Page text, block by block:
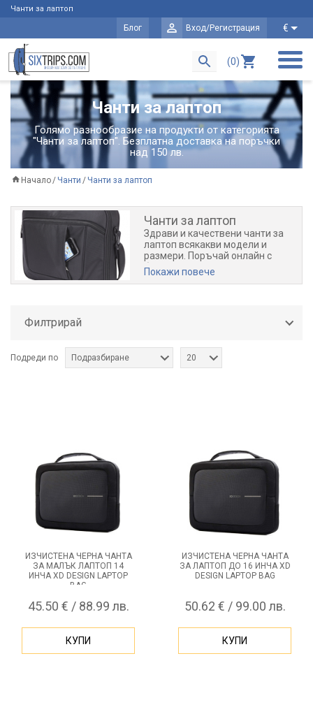
Чанти за лаптоп
Блог Вход/Регистрация €
(0)
Чанти за лаптоп
Голямо разнообразие на продукти от категорията
"Чанти за лаптоп". Безплатна доставка на поръчки
над 150 лв.
Начало Чанти Чанти за лаптоп
Чанти за лаптоп
Здрави и качествени чанти за
лаптоп всякакви модели и
размери. Поръчай онлайн с
бърза доставка до 24 часа!
Едно от най-важните неща,
пътувайте комфортно и
спокойно навсякъде.
Покажи повече
Филтрирай
Подреди по Подразбиране 20
ИЗЧИСТЕНА ЧЕРНА ЧАНТА
ЗА МАЛЪК ЛАПТОП 14
ИНЧА XD DESIGN LAPTOP
BAG
45.50 € / 88.99 лв.
КУПИ
ИЗЧИСТЕНА ЧЕРНА ЧАНТА
ЗА ЛАПТОП ДО 16 ИНЧА XD
DESIGN LAPTOP BAG
50.62 € / 99.00 лв.
КУПИ